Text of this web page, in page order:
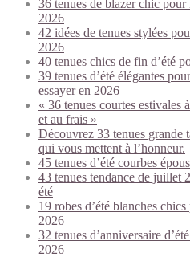
36 tenues de blazer chic pour
2026
42 idées de tenues stylées
2026
40 tenues chics de fin d’été
39 tenues d’été élégantes
essayer en 2026
« 36 tenues courtes estivales
et au frais »
Découvrez 33 tenues grande
qui vous mettent à l’honneur.
45 tenues d’été courbes
43 tenues tendance de juillet
été
19 robes d’été blanches
2026
32 tenues d’anniversaire
2026